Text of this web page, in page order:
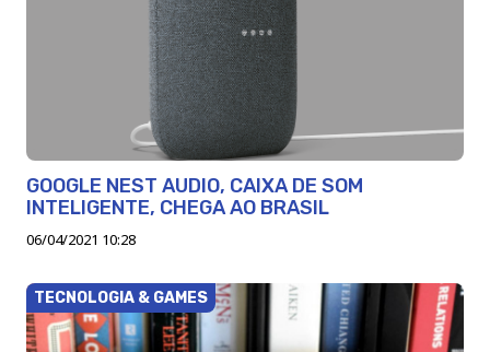
GOOGLE NEST AUDIO, CAIXA DE SOM
INTELIGENTE, CHEGA AO BRASIL
06/04/2021 10:28
TECNOLOGIA & GAMES